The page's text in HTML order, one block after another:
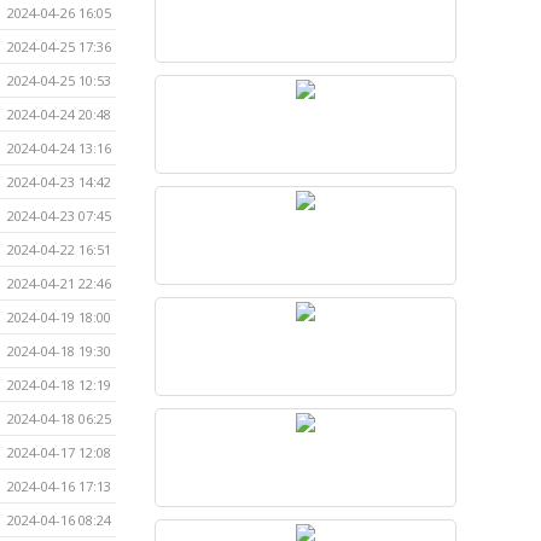
2024-04-26 16:05
2024-04-25 17:36
2024-04-25 10:53
2024-04-24 20:48
2024-04-24 13:16
2024-04-23 14:42
2024-04-23 07:45
2024-04-22 16:51
2024-04-21 22:46
2024-04-19 18:00
2024-04-18 19:30
2024-04-18 12:19
2024-04-18 06:25
2024-04-17 12:08
2024-04-16 17:13
2024-04-16 08:24